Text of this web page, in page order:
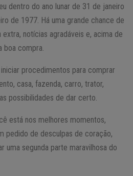
dentro do ano lunar de 31 de janeiro
de 1977. Há uma grande chance de
notícias agradáveis e, acima de
boa compra.
procedimentos para comprar
casa, fazenda, carro, trator,
possibilidades de dar certo.
está nos melhores momentos,
pedido de desculpas de coração,
uma segunda parte maravilhosa do